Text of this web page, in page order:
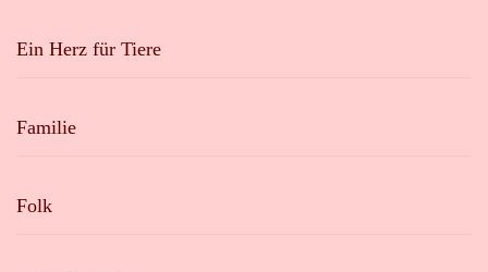
Ein Herz für Tiere
Familie
Folk